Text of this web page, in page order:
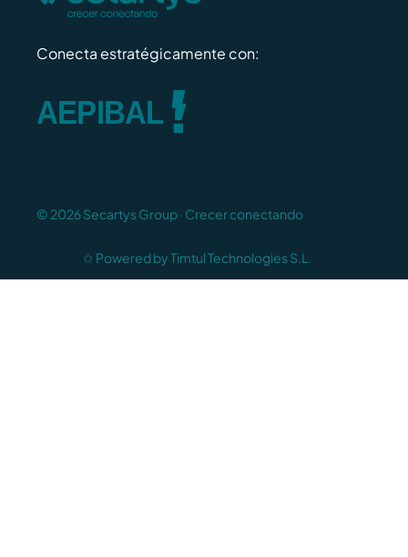
Conecta estratégicamente con:
© 2026 Secartys Group · Crecer conectando
✩ Powered by Timtul Technologies S.L.